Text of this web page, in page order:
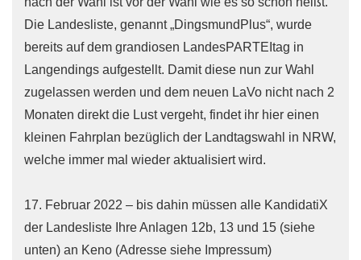
Die Landesliste, genannt „DingsmundPlus“, wurde
bereits auf dem grandiosen LandesPARTEItag in
Langendings aufgestellt. Damit diese nun zur Wahl
zugelassen werden und dem neuen LaVo nicht nach 2
Monaten direkt die Lust vergeht, findet ihr hier einen
kleinen Fahrplan bezüglich der Landtagswahl in NRW,
welche immer mal wieder aktualisiert wird.
17. Februar 2022 – bis dahin müssen alle KandidatiX
der Landesliste Ihre Anlagen 12b, 13 und 15 (siehe
unten) an Keno (Adresse siehe Impressum)